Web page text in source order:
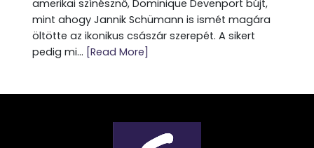
amerikai színésznő, Dominique Devenport bújt,
mint ahogy Jannik Schümann is ismét magára
öltötte az ikonikus császár szerepét. A sikert
pedig mi... [Read More]